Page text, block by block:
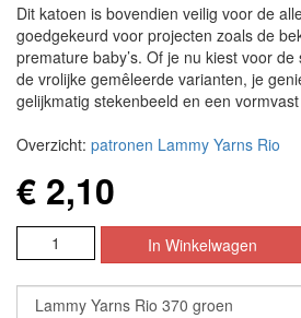
Dit katoen is bovendien veilig voor de
goedgekeurd voor projecten zoals de
premature baby’s. Of je nu kiest voor
de vrolijke gemêleerde varianten, je
gelijkmatig stekenbeeld en een
Overzicht: patronen Lammy Yarns Rio
€ 2,10